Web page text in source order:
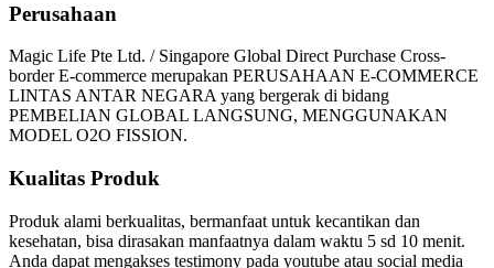
Perusahaan
Magic Life Pte Ltd. / Singapore Global Direct Purchase Cross-
border E-commerce merupakan PERUSAHAAN E-COMMERCE
LINTAS ANTAR NEGARA yang bergerak di bidang
PEMBELIAN GLOBAL LANGSUNG, MENGGUNAKAN
MODEL O2O FISSION.
Kualitas Produk
Produk alami berkualitas, bermanfaat untuk kecantikan dan
kesehatan, bisa dirasakan manfaatnya dalam waktu 5 sd 10 menit.
Anda dapat mengakses testimony pada youtube atau social media